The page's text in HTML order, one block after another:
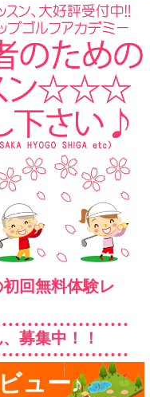
回無料体験レ
募集中！！
ュー♪